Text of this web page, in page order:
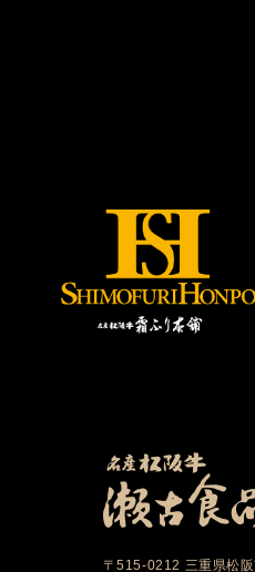
〒515-0212 三重県松